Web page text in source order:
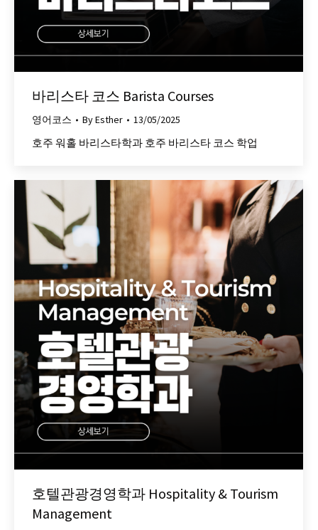
바리스타 코스 Barista Courses
영어코스 ByEsther 13/05/2025
호주 워홀 바리스타학과 호주 바리스타 코스 학업
호텔관광경영학과 Hospitality & Tourism
Management